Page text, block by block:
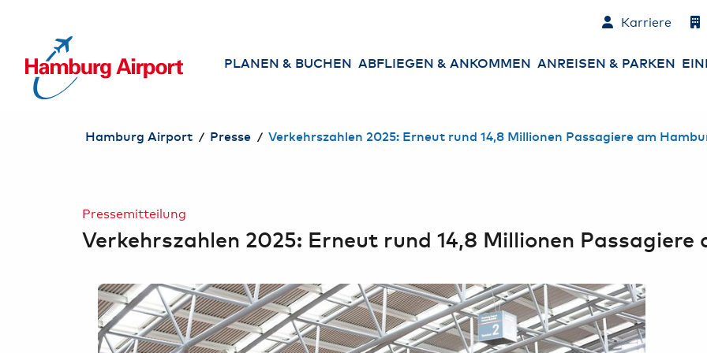
Karriere
PLANEN & BUCHEN
Reisebüros am
Services am
Airport
ABFLIEGEN & ANKOMMEN
Gepäck
Passkontrolle
Services am Airport
ANREISEN & PARKEN
Hamburg Airport / Presse / Verkehrszahlen 2025: Erneut rund 14,8 Millionen Passagiere am
Pressemitteilung
Verkehrszahlen 2025: Erneut rund 14,8 Millionen